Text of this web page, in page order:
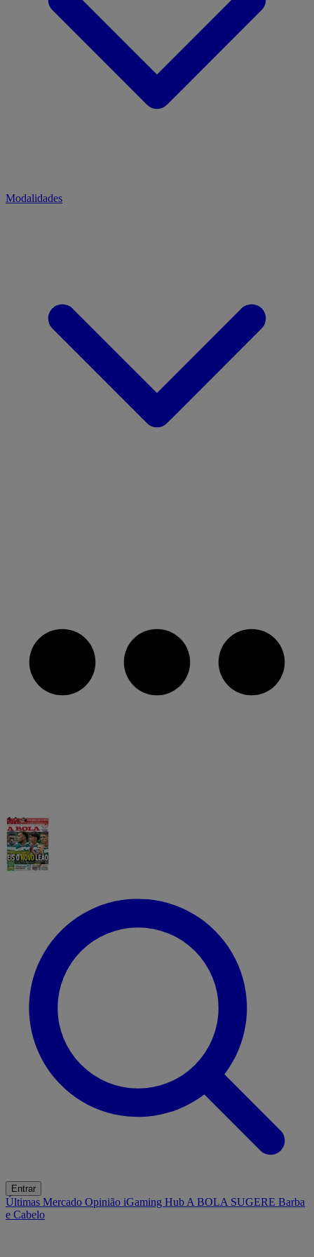
Modalidades
Entrar
Últimas Mercado Opinião iGaming Hub A BOLA SUGERE Barba
e Cabelo